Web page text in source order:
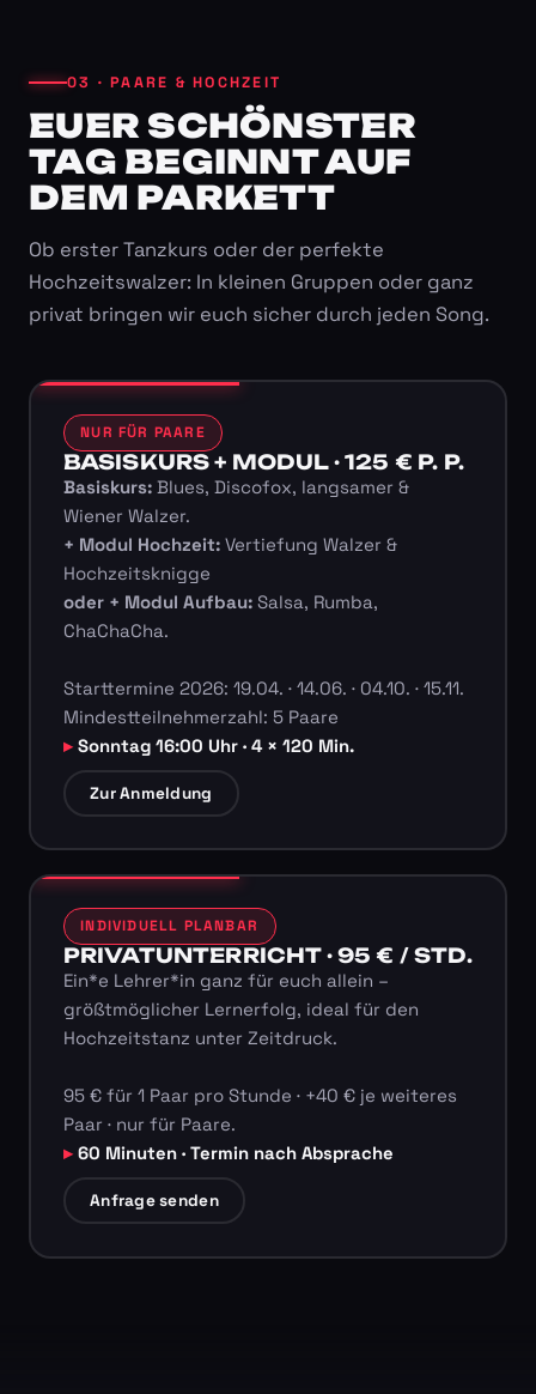
03 · PAARE & HOCHZEIT
EUER SCHÖNSTER
TAG BEGINNT AUF
DEM PARKETT
Ob erster Tanzkurs oder der perfekte
Hochzeitswalzer: In kleinen Gruppen oder ganz
privat bringen wir euch sicher durch jeden Song.
NUR FÜR PAARE
BASISKURS + MODUL · 125 € P. P.
Basiskurs:Blues, Discofox, langsamer &
Wiener Walzer.
+ Modul Hochzeit:Vertiefung Walzer &
Hochzeitsknigge
oder + Modul Aufbau:Salsa, Rumba,
ChaChaCha.
Starttermine 2026: 19.04. · 14.06. · 04.10. · 15.11.
Mindestteilnehmerzahl: 5 Paare
Sonntag 16:00 Uhr · 4 × 120 Min.
Zur Anmeldung
INDIVIDUELL PLANBAR
PRIVATUNTERRICHT · 95 € / STD.
Ein*e Lehrer*in ganz für euch allein –
größtmöglicher Lernerfolg, ideal für den
Hochzeitstanz unter Zeitdruck.
95 € für 1 Paar pro Stunde · +40 € je weiteres
Paar · nur für Paare.
60 Minuten · Termin nach Absprache
Anfrage senden